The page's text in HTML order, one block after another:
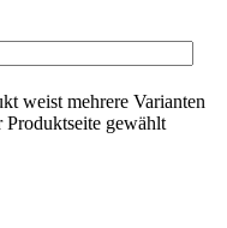
weist mehrere Varianten
gewählt